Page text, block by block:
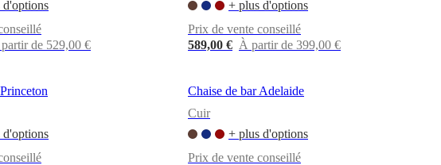
d'options
de 529,00 €
+ plus d'options
Prix de vente conseillé
589,00 € À partir de 399,00 €
d'options
Chaise de bar Adelaide
Cuir
+ plus d'options
Prix de vente conseillé